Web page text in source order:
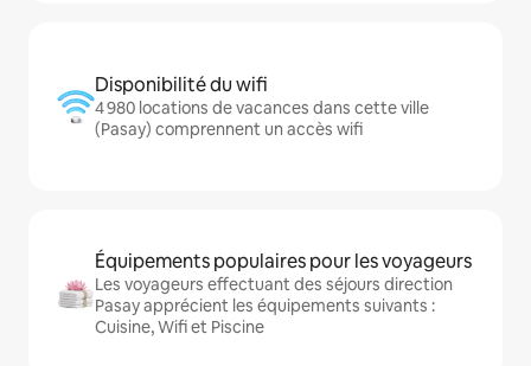
Disponibilité du wifi
4 980 locations de vacances dans cette ville
(Pasay) comprennent un accès wifi
Équipements populaires pour les voyageurs
Les voyageurs effectuant des séjours direction
Pasay apprécient les équipements suivants :
Cuisine, Wifi et Piscine